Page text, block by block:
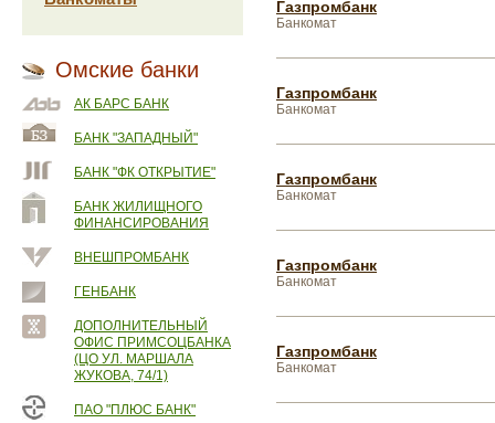
Омские банки
АК БАРС БАНК
БАНК "ЗАПАДНЫЙ"
БАНК "ФК ОТКРЫТИЕ"
БАНК ЖИЛИЩНОГО
ФИНАНСИРОВАНИЯ
ВНЕШПРОМБАНК
ГЕНБАНК
ДОПОЛНИТЕЛЬНЫЙ
ОФИС ПРИМСОЦБАНКА
(ЦО УЛ. МАРШАЛА
ЖУКОВА, 74/1)
ПАО "ПЛЮС БАНК"
Газпромбанк
Банкомат
Газпромбанк
Банкомат
Газпромбанк
Банкомат
Газпромбанк
Банкомат
Газпромбанк
Банкомат